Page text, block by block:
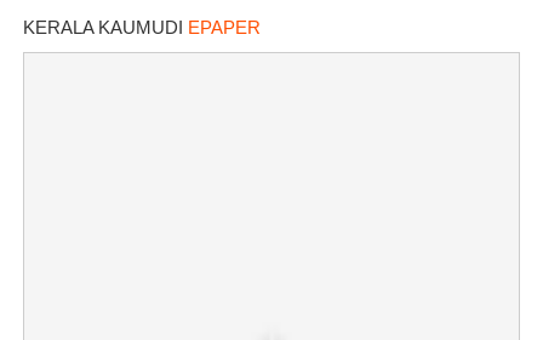
KERALA KAUMUDI EPAPER